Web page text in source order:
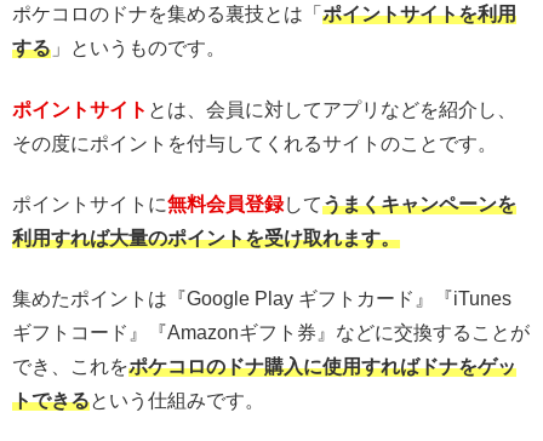
ポケコロのドナを集める裏技とは「 ポイントサイトを利用
する 」というものです。
ポイントサイト とは、会員に対してアプリなどを紹介し、
その度にポイントを付与してくれるサイトのことです。
ポイントサイトに無料会員登録してうまくキャンペーンを
利用すれば大量のポイントを受け取れます。
集めたポイントは『Google Play ギフトカード』『iTunes
ギフトコード』『Amazonギフト券』などに交換することが
でき、これをポケコロのドナ購入に使用すればドナをゲッ
トできるという仕組みです。